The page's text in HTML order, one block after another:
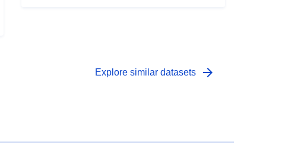
escolas secundárias públicas financiadas em 2021]
(https://data.centrevaldeloire.fr/explore/dataset/finan
Explore similar datasets arrow_forward